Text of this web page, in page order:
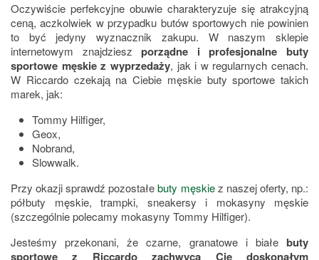
Oczywiście perfekcyjne obuwie charakteryzuje się atrakcyjną
ceną, aczkolwiek w przypadku butów sportowych nie powinien
to być jedyny wyznacznik zakupu. W naszym sklepie
internetowym znajdzieszporządne i profesjonalne buty
sportowe męskie z wyprzedaży, jak i w regularnych cenach.
W Riccardo czekają na Ciebie męskie buty sportowe takich
marek, jak:
Tommy Hilfiger,
Geox,
Nobrand,
Slowwalk.
Przy okazji sprawdź pozostałebuty męskiez naszej oferty, np.:
półbuty męskie, trampki, sneakersy i mokasyny męskie
(szczególnie polecamy mokasyny Tommy Hilfiger).
Jesteśmy przekonani, że czarne, granatowe i białe buty
sportowe z Riccardo zachwycą Cię doskonałym